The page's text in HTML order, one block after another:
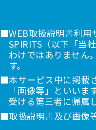
■WEB取扱説明書利用
SPIRITS（以下「当
わけではありません
す。
■本サービス中に掲載
「画像等」といい
受ける第三者に帰属
■取扱説明書及び画像